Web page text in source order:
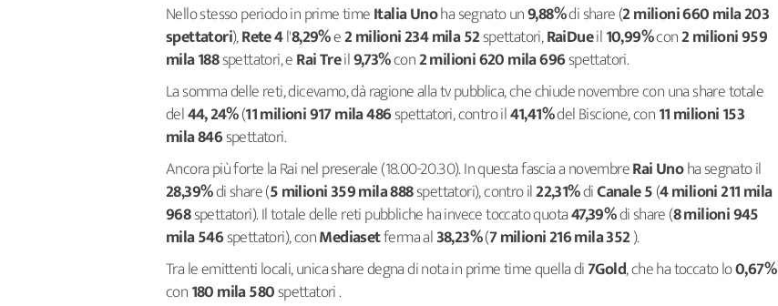
Nello stesso periodo in prime timeItalia Unoha segnato un9,88%di share (2 milioni 660 mila 203
spettatori),Rete 4l'8,29%e2 milioni 234 mila 52spettatori,RaiDueil10,99%con2 milioni 959
mila 188spettatori, eRai Treil9,73%con2 milioni 620 mila 696spettatori.
La somma delle reti, dicevamo, dà ragione alla tv pubblica, che chiude novembre con una share totale
del44, 24%(11 milioni 917 mila 486spettatori, contro il41,41%del Biscione, con11 milioni 153
mila 846spettatori.
Ancora più forte la Rai nel preserale (18.00-20.30). In questa fascia a novembreRai Unoha segnato il
28,39%di share (5 milioni 359 mila 888spettatori), contro il22,31%diCanale 5(4 milioni 211 mila
968spettatori). Il totale delle reti pubbliche ha invece toccato quota47,39%di share (8 milioni 945
mila 546spettatori), conMediasetferma al38,23%(7 milioni 216 mila 352).
Tra le emittenti locali, unica share degna di nota in prime time quella di7Gold, che ha toccato lo0,67%
con180 mila 580spettatori .